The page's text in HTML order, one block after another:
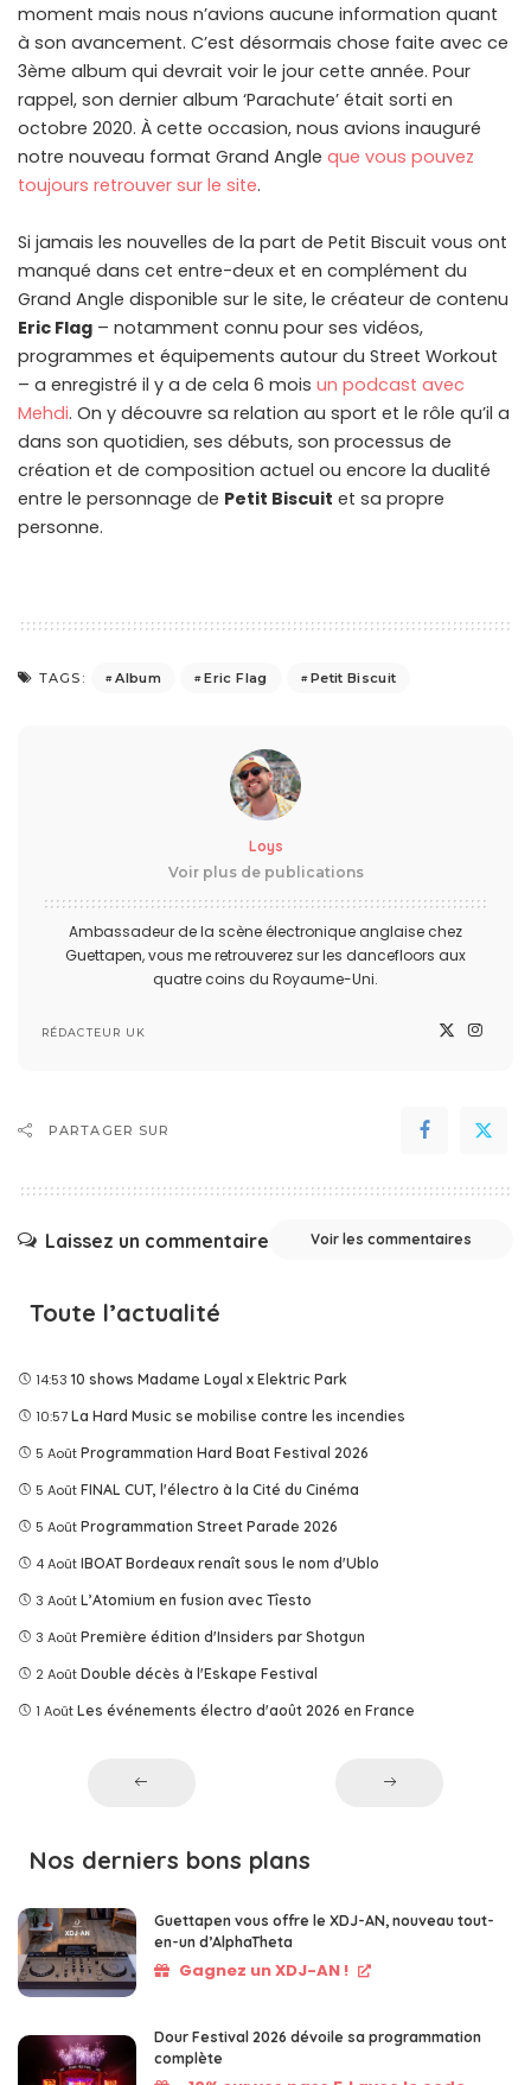
moment mais nous n’avions aucune information quant
à son avancement. C’est désormais chose faite avec ce
3ème album qui devrait voir le jour cette année. Pour
rappel, son dernier album ‘Parachute’ était sorti en
octobre 2020. À cette occasion, nous avions inauguré
notre nouveau format Grand Angle que vous pouvez
toujours retrouver sur le site.
Si jamais les nouvelles de la part de Petit Biscuit vous ont
manqué dans cet entre-deux et en complément du
Grand Angle disponible sur le site, le créateur de contenu
Eric Flag – notamment connu pour ses vidéos,
programmes et équipements autour du Street Workout
– a enregistré il y a de cela 6 mois un podcast avec
Mehdi. On y découvre sa relation au sport et le rôle qu’il a
dans son quotidien, ses débuts, son processus de
création et de composition actuel ou encore la dualité
entre le personnage de Petit Biscuit et sa propre
personne.
TAGS: Album Eric Flag Petit Biscuit
Loys
Voir plus de publications
Ambassadeur de la scène électronique anglaise chez
Guettapen, vous me retrouverez sur les dancefloors aux
quatre coins du Royaume-Uni.
RÉDACTEUR UK
PARTAGER SUR
Laissez un commentaire Voir les commentaires
Toute l’actualité
14:53 10 shows Madame Loyal x Elektric Park
10:57 La Hard Music se mobilise contre les incendies
5 Août Programmation Hard Boat Festival 2026
5 Août FINAL CUT, l'électro à la Cité du Cinéma
5 Août Programmation Street Parade 2026
4 Août IBOAT Bordeaux renaît sous le nom d'Ublo
3 Août L’Atomium en fusion avec Tîesto
3 Août Première édition d'Insiders par Shotgun
2 Août Double décès à l'Eskape Festival
1 Août Les événements électro d'août 2026 en France
Nos derniers bons plans
Guettapen vous offre le XDJ-AN, nouveau tout-
en-un d’AlphaTheta
Gagnez un XDJ-AN !
Dour Festival 2026 dévoile sa programmation
complète